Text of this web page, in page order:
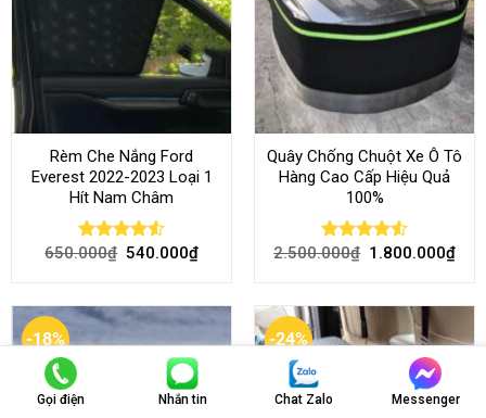
Rèm Che Nắng Ford
Everest 2022-2023 Loại 1
Hít Nam Châm
Rated4.51
650.000₫ 540.000₫
Quây Chống Chuột Xe Ô Tô
Hàng Cao Cấp Hiệu Quả
100%
Rated 4.51
2.500.000₫ 1.800.000₫
-18% -24%
Gọi điện Nhắn tin Chat Zalo Messenger